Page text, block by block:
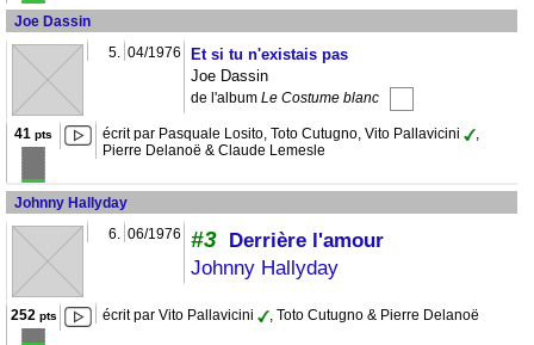
Joe Dassin
5. 04/1976
Et si tu n'existais pas
Joe Dassin
de l'album Le Costume blanc
41 pts écrit par Pasquale Losito, Toto Cutugno, Vito Pallavicini
,
Pierre Delanoë & Claude Lemesle
Johnny Hallyday
6. 06/1976 #3 Derrière l'amour
Johnny Hallyday
252 pts écrit par Vito Pallavicini , Toto Cutugno & Pierre Delanoë